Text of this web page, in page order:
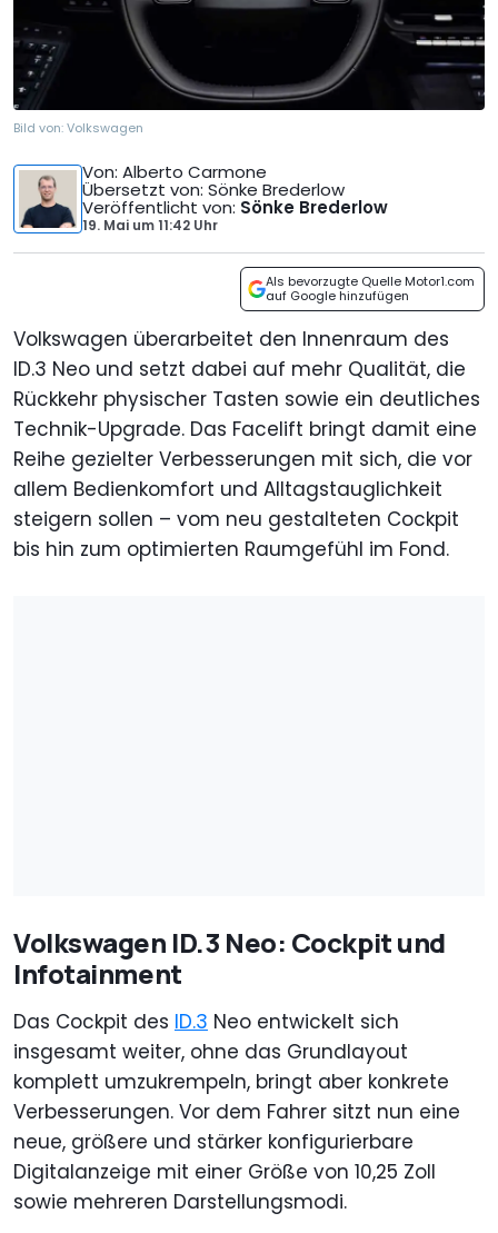
Bild von:Volkswagen
Von: Alberto Carmone
Übersetzt von: Sönke Brederlow
Veröffentlicht von: Sönke Brederlow
19. Mai um11:42 Uhr
Als bevorzugte Quelle Motor1.com
auf Google hinzufügen
Volkswagen überarbeitet den Innenraum des
ID.3 Neo und setzt dabei auf mehr Qualität, die
Rückkehr physischer Tasten sowie ein deutliches
Technik-Upgrade. Das Facelift bringt damit eine
Reihe gezielter Verbesserungen mit sich, die vor
allem Bedienkomfort und Alltagstauglichkeit
steigern sollen – vom neu gestalteten Cockpit
bis hin zum optimierten Raumgefühl im Fond.
Volkswagen ID.3 Neo: Cockpit und
Infotainment
Das Cockpit des ID.3 Neo entwickelt sich
insgesamt weiter, ohne das Grundlayout
komplett umzukrempeln, bringt aber konkrete
Verbesserungen. Vor dem Fahrer sitzt nun eine
neue, größere und stärker konfigurierbare
Digitalanzeige mit einer Größe von 10,25 Zoll
sowie mehreren Darstellungsmodi.